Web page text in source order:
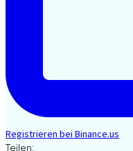
Registrieren bei Binance.us
Teilen: